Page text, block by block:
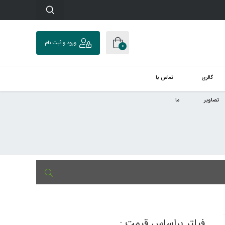
0 ورود و ثبت نام
گالری
تصاویر
تماس با
ما